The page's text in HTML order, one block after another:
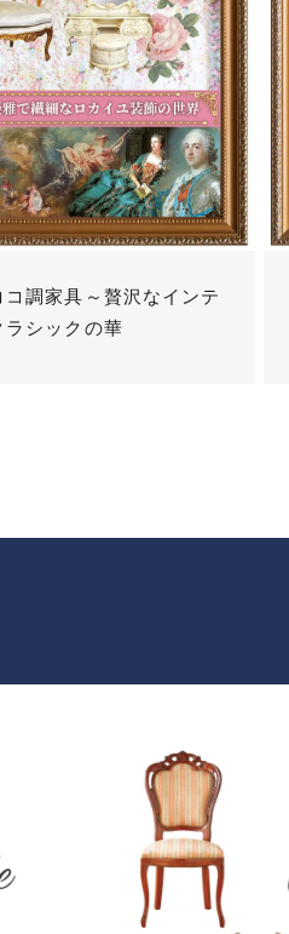
コ調家具～贅沢なインテ
ラシックの華